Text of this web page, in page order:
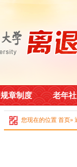
规章制度 老年
您现在的位置 首页»